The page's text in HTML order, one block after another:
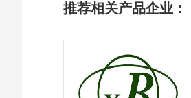
推荐相关产品企业：